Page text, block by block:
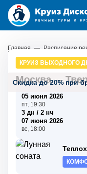
Главная — Расписание
Скидка до 20% при
КРУИЗ ВЫХОДНОГО
Москва –
05 июня 2026
пт, 19:30
3 дн / 2 нч
07 июня 2026
вс, 18:00